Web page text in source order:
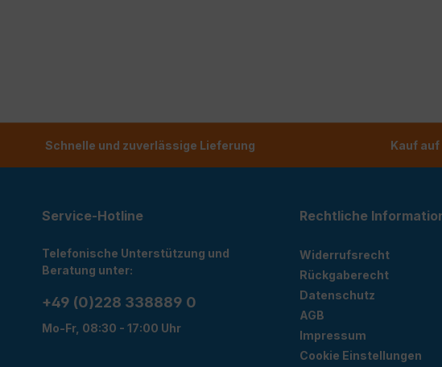
Schnelle und zuverlässige Lieferung Kauf auf
Service-Hotline
Telefonische Unterstützung und
Beratung unter:
+49 (0)228 338889 0
Mo-Fr, 08:30 - 17:00 Uhr
Rechtliche
Widerrufsrecht
Rückgaberecht
Datenschutz
AGB
Impressum
Cookie Einstellungen